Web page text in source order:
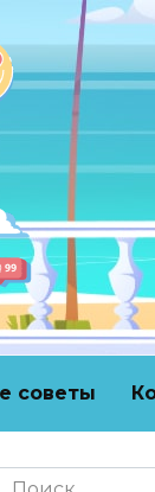
советы
Search